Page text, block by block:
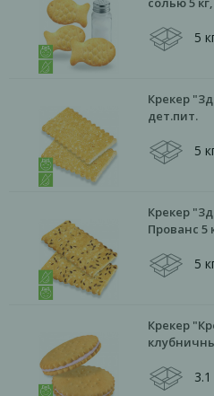
5
Крекер
дет.пит.
5
Крекер
Прованс 5
5
Крекер
3.1